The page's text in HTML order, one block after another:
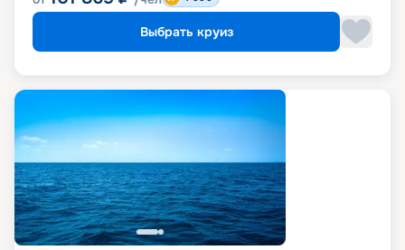
Выбрать круиз